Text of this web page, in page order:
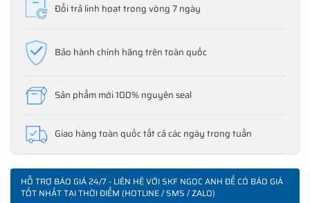
Đổi trả linh hoạt trong vòng 7 ngày
Bảo hành chính hãng trên toàn quốc
Sản phẩm mới 100% nguyên seal
Giao hàng toàn quốc tất cả các ngày trong tuần
HỖ TRỢ BÁO GIÁ 24/7 - LIÊN HỆ VỚI SKF NGỌC ANH ĐỂ CÓ BÁO GIÁ
TỐT NHẤT TẠI THỜI ĐIỂM (HOTLINE / SMS / ZALO)